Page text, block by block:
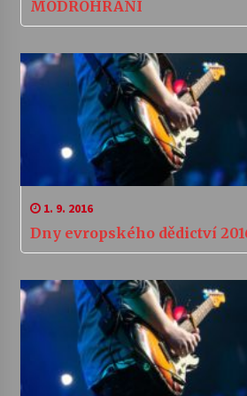
MODROHRANÍ
1. 9. 2016
Dny evropského dědictví